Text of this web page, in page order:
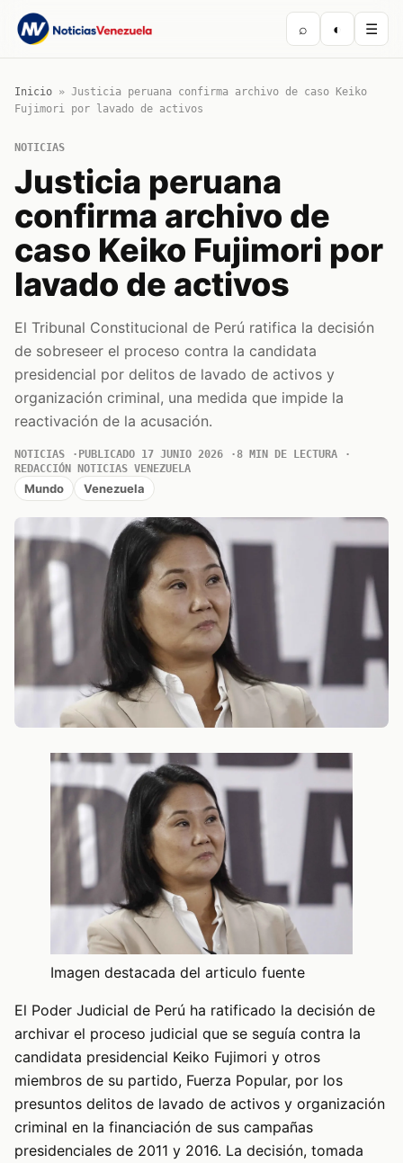
⌕ ◐ ☰
Inicio » Justicia peruana confirma archivo de caso Keiko
Fujimori por lavado de activos
NOTICIAS
Justicia peruana
confirma archivo de
caso Keiko Fujimori por
lavado de activos
El Tribunal Constitucional de Perú ratifica la decisión
de sobreseer el proceso contra la candidata
presidencial por delitos de lavado de activos y
organización criminal, una medida que impide la
reactivación de la acusación.
NOTICIAS PUBLICADO 17 JUNIO 2026
8 MIN DE LECTURA
REDACCIÓN NOTICIAS VENEZUELA
Mundo Venezuela
Imagen destacada del articulo fuente
El Poder Judicial de Perú ha ratificado la decisión de
archivar el proceso judicial que se seguía contra la
candidata presidencial Keiko Fujimori y otros
miembros de su partido, Fuerza Popular, por los
presuntos delitos de lavado de activos y organización
criminal en la financiación de sus campañas
presidenciales de 2011 y 2016. La decisión, tomada